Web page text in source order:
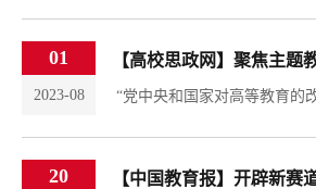
01
2023-08
20 【中国教育报】开辟新赛